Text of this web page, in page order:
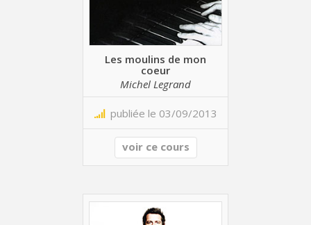
Les moulins de mon
coeur
Michel Legrand
publiée le 03/09/2013
voir ce cours